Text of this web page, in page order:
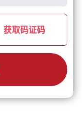
获取码证码